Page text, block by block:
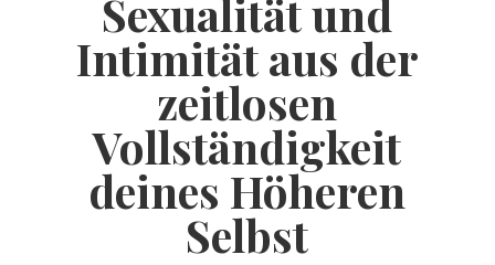
Sexualität und
Intimität aus der
zeitlosen
Vollständigkeit
deines Höheren
Selbst